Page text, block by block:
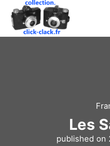
Les
published on